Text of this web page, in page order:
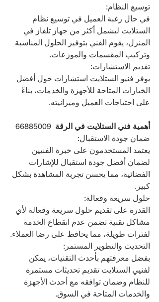
توسيع النظام:
في حال رغبة العميل في توسيع نظام
الستلايت ليشمل أكثر من جهاز تلفاز في
المنزل، يقوم الفني بتوفير الحلول المناسبة
وتركيب المقسمات والموزعات.
تقديم الاستشارات:
يوفر فنيو الستلايت استشارات حول أفضل
الخيارات المتاحة للأجهزة والخدمات، بناءً
على احتياجات العميل وميزانيته.
أهمية فني الستلايت في الرقة 66885009
ضمان جودة الاستقبال:
يعتمد المستخدمون على خبرة الفنيين
لضمان أفضل جودة استقبال للإشارات
الفضائية، مما يحسن تجربة المشاهدة بشكل
كبير.
حلول سريعة وفعالة:
القدرة على تقديم حلول سريعة وفعالة لأي
مشاكل تقنية تضمن عدم انقطاع الخدمة
لفترات طويلة، مما يحافظ على رضا العملاء.
التحديث والتطوير المستمر:
بفضل معرفتهم بأحدث التقنيات، يمكن
لفنيي الستلايت تقديم تحديثات مستمرة
للنظام وضمان توافقه مع أحدث الأجهزة
والخدمات المتاحة في السوق.